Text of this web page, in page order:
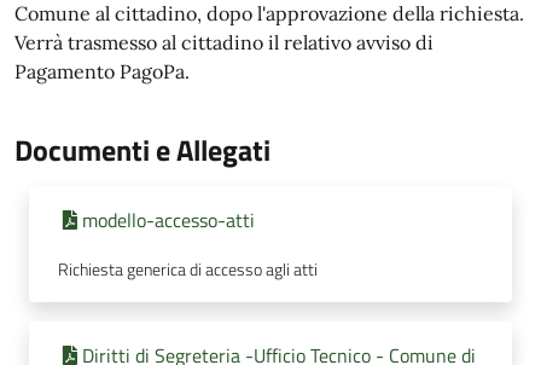
Comune al cittadino, dopo l'approvazione della richiesta.
Verrà trasmesso al cittadino il relativo avviso di
Pagamento PagoPa.
Documenti e Allegati
modello-accesso-atti
Richiesta generica di accesso agli atti
Diritti di Segreteria -Ufficio Tecnico - Comune di